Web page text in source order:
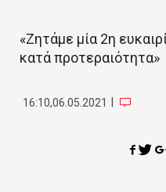
«Ζητάμε μία 2η
κατά προτεραιότητα»
16:10,06.05.2021